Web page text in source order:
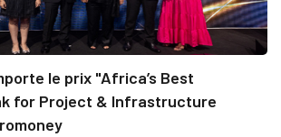
le prix "Africa’s Best
for Project & Infrastructure